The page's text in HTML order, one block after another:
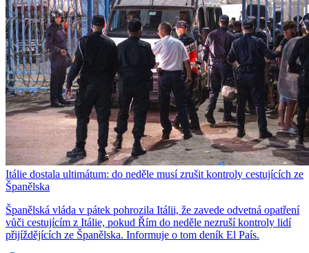
Itálie dostala ultimátum: do neděle musí zrušit kontroly cestujících ze
Španělska
Španělská vláda v pátek pohrozila Itálii, že zavede odvetná opatření
vůči cestujícím z Itálie, pokud Řím do neděle nezruší kontroly lidí
přijíždějících ze Španělska. Informuje o tom deník El País.